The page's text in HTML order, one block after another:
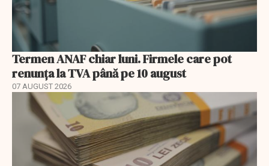
Termen ANAF chiar luni. Firmele care pot
renunța la TVA până pe 10 august
07 AUGUST 2026